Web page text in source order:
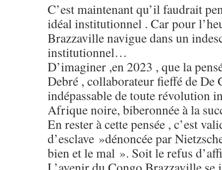
C’est maintenant qu’il faudrait
idéal institutionnel . Car pour
Brazzaville navigue dans un
institutionnel…
D’imaginer ,en 2023 , que la
Debré , collaborateur fieffé de De
indépassable de toute révolution
Afrique noire, biberonnée à la
En rester à cette pensée , c’est
d’esclave »dénoncée par
bien et le mal ». Soit le refus